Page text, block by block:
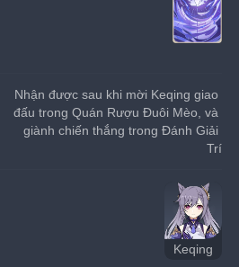
Nhận được sau khi mời Keqing giao
đấu trong Quán Rượu Đuôi Mèo, và
giành chiến thắng trong Đánh Giải
Trí
Keqing